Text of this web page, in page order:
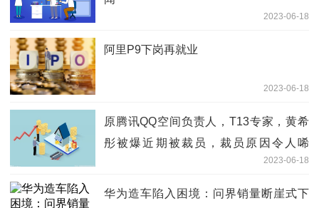
2023-06-18
阿里P9下岗再就业
2023-06-18
原腾讯QQ空间负责人，T13专家，黄希
彤被爆近期被裁员，裁员原因令人唏
2023-06-18
华为造车陷入困境：问界销量断崖式下